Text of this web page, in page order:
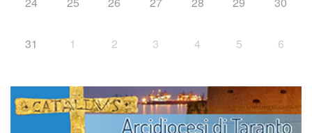
31 1 2 3 4 5 6